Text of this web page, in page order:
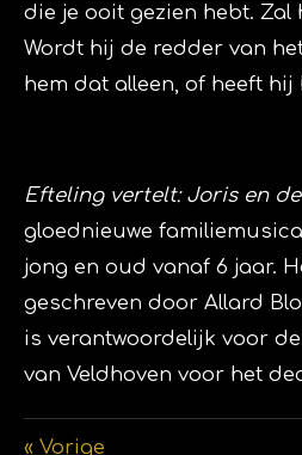
die je ooit gezien hebt. Zal
Wordt hij de redder van
hem dat alleen, of heeft
Efteling vertelt: Joris en
gloednieuwe
jong en oud vanaf 6 jaar.
geschreven door Allard
is verantwoordelijk voor
van Veldhoven voor het
« Vorige